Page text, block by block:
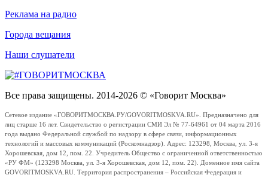
Реклама на радио
Города вещания
Наши слушатели
Все права защищены. 2014-2026 © «Говорит Москва»
Сетевое издание «ГОВОРИТМОСКВА.РУ/GOVORITMOSKVA.RU». Предназначено для
лиц старше 16 лет. Свидетельство о регистрации СМИ Эл № 77-64961 от 04 марта 2016
года выдано Федеральной службой по надзору в сфере связи, информационных
технологий и массовых коммуникаций (Роскомнадзор). Адрес: 123298, Москва, ул. 3-я
Хорошевская, дом 12, пом. 22. Учредитель Общество с ограниченной ответственностью
«РУ ФМ» (123298 Москва, ул. 3-я Хорошевская, дом 12, пом. 22). Доменное имя сайта
GOVORITMOSKVA.RU. Территория распространения – Российская Федерация и